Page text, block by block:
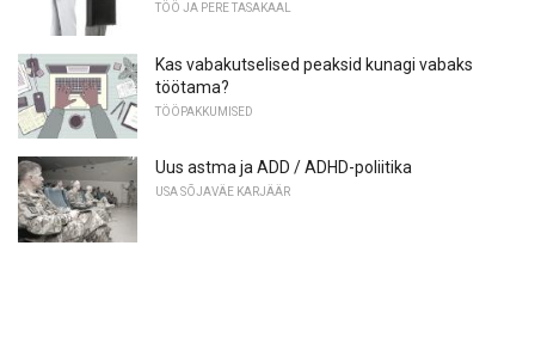
TÖÖ JA PERE TASAKAAL
Kas vabakutselised peaksid kunagi vabaks
töötama?
TÖÖPAKKUMISED
Uus astma ja ADD / ADHD-poliitika
USA SÕJAVÄE KARJÄÄR